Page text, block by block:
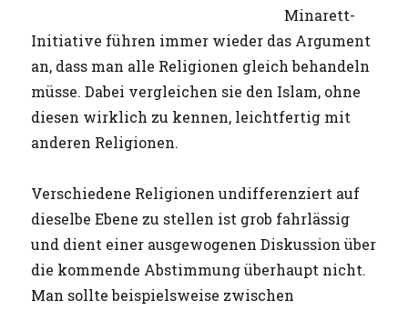
Minarett-
Initiative führen immer wieder das Argument
an, dass man alle Religionen gleich behandeln
müsse. Dabei vergleichen sie den Islam, ohne
diesen wirklich zu kennen, leichtfertig mit
anderen Religionen.
Verschiedene Religionen undifferenziert auf
dieselbe Ebene zu stellen ist grob fahrlässig
und dient einer ausgewogenen Diskussion über
die kommende Abstimmung überhaupt nicht.
Man sollte beispielsweise zwischen